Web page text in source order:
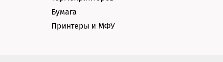
Бумага
Принтеры и МФУ